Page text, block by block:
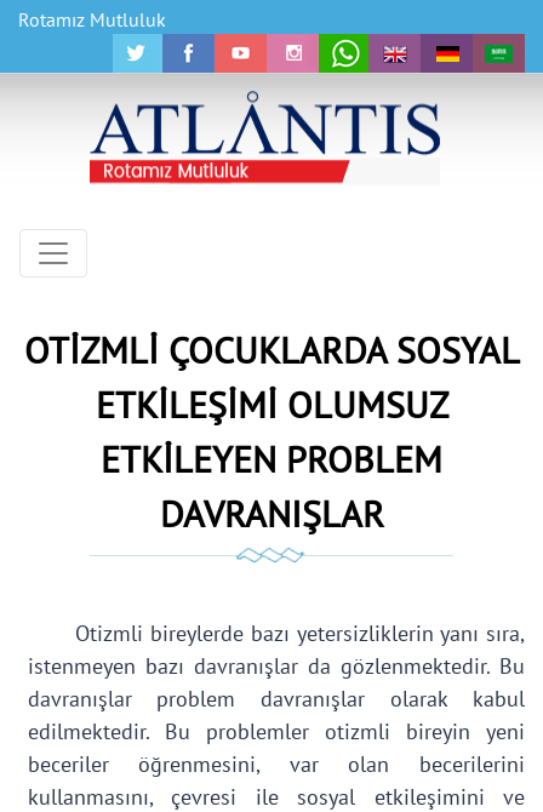
Rotamız Mutluluk
OTİZMLİ ÇOCUKLARDA SOSYAL
ETKİLEŞİMİ OLUMSUZ
ETKİLEYEN PROBLEM
DAVRANIŞLAR
Otizmli bireylerde bazı yetersizliklerin yanı sıra,
istenmeyen bazı davranışlar da gözlenmektedir. Bu
davranışlar problem davranışlar olarak kabul
edilmektedir. Bu problemler otizmli bireyin yeni
beceriler öğrenmesini, var olan becerilerini
kullanmasını, çevresi ile sosyal etkileşimini ve